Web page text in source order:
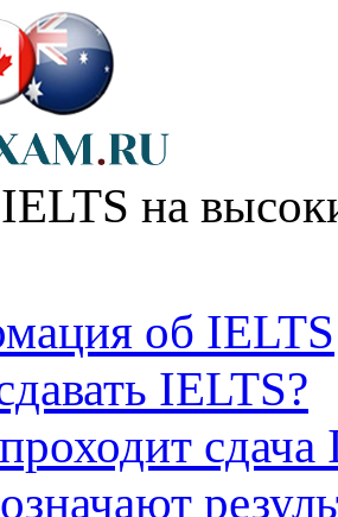
на
об IELTS
IELTS?
сдача